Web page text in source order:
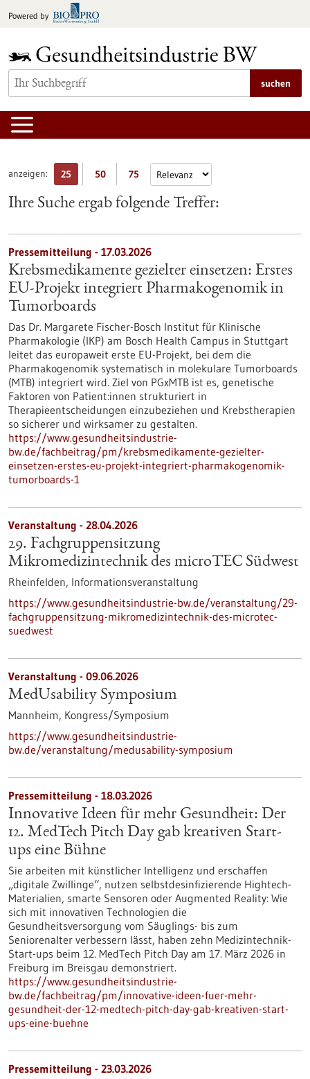
Inhalt
Powered by
suchen
anzeigen: 25 50 75
Ihre Suche ergab folgende Treffer:
Pressemitteilung - 17.03.2026
Krebsmedikamente gezielter einsetzen: Erstes
EU-Projekt integriert Pharmakogenomik in
Tumorboards
Das Dr. Margarete Fischer-Bosch Institut für Klinische
Pharmakologie (IKP) am Bosch Health Campus in Stuttgart
leitet das europaweit erste EU-Projekt, bei dem die
Pharmakogenomik systematisch in molekulare Tumorboards
(MTB) integriert wird. Ziel von PGxMTB ist es, genetische
Faktoren von Patient:innen strukturiert in
Therapieentscheidungen einzubeziehen und Krebstherapien
so sicherer und wirksamer zu gestalten.
https://www.gesundheitsindustrie-
bw.de/fachbeitrag/pm/krebsmedikamente-gezielter-
einsetzen-erstes-eu-projekt-integriert-pharmakogenomik-
tumorboards-1
Veranstaltung - 28.04.2026
29. Fachgruppensitzung
Mikromedizintechnik des microTEC Südwest
Rheinfelden, Informationsveranstaltung
https://www.gesundheitsindustrie-bw.de/veranstaltung/29-
fachgruppensitzung-mikromedizintechnik-des-microtec-
suedwest
Veranstaltung - 09.06.2026
MedUsability Symposium
Mannheim, Kongress/Symposium
https://www.gesundheitsindustrie-
bw.de/veranstaltung/medusability-symposium
Pressemitteilung - 18.03.2026
Innovative Ideen für mehr Gesundheit: Der
12. MedTech Pitch Day gab kreativen Start-
ups eine Bühne
Sie arbeiten mit künstlicher Intelligenz und erschaffen
„digitale Zwillinge“, nutzen selbstdesinfizierende Hightech-
Materialien, smarte Sensoren oder Augmented Reality: Wie
sich mit innovativen Technologien die
Gesundheitsversorgung vom Säuglings- bis zum
Seniorenalter verbessern lässt, haben zehn Medizintechnik-
Start-ups beim 12. MedTech Pitch Day am 17. März 2026 in
Freiburg im Breisgau demonstriert.
https://www.gesundheitsindustrie-
bw.de/fachbeitrag/pm/innovative-ideen-fuer-mehr-
gesundheit-der-12-medtech-pitch-day-gab-kreativen-start-
ups-eine-buehne
Pressemitteilung - 23.03.2026